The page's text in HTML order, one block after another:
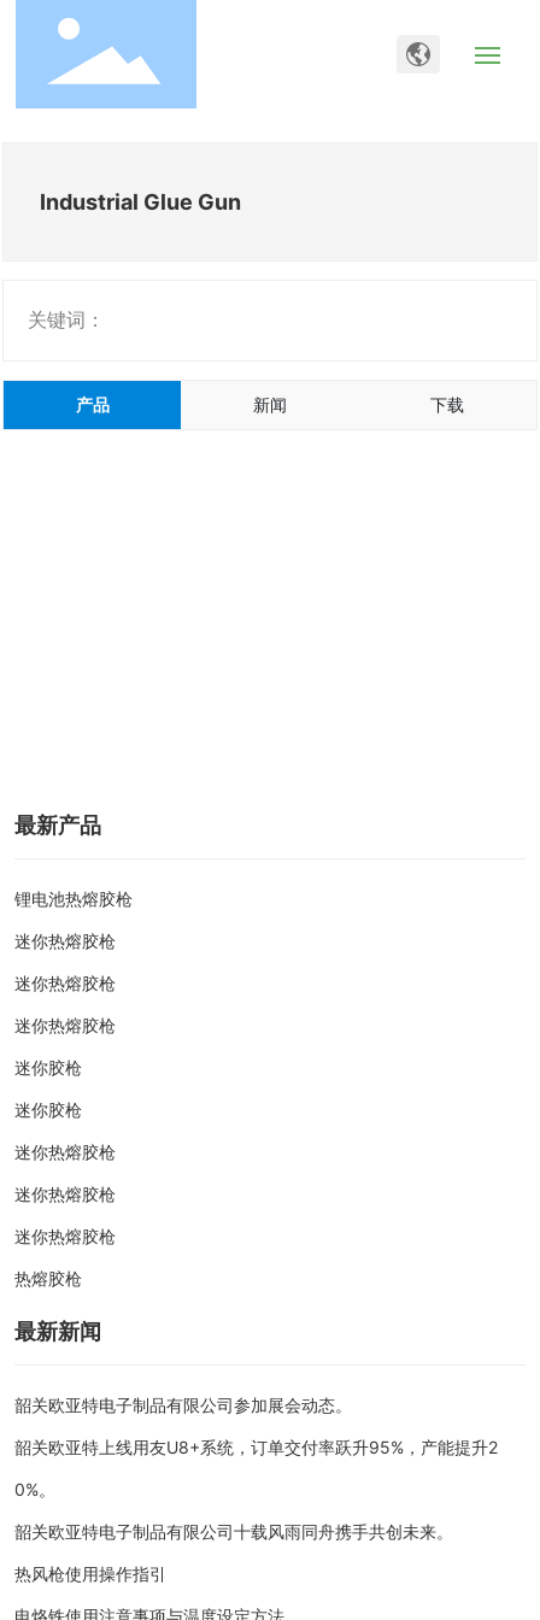
关于我们
新闻动态
在线留言
Industrial Glue Gun
关键词：
产品 新闻 下载
最新产品
锂电池热熔胶枪
迷你热熔胶枪
迷你热熔胶枪
迷你热熔胶枪
迷你胶枪
迷你胶枪
迷你热熔胶枪
迷你热熔胶枪
迷你热熔胶枪
热熔胶枪
最新新闻
韶关欧亚特电子制品有限公司参加展会动态。
韶关欧亚特上线用友U8+系统，订单交付率跃升95%，产能提升2
0%。
韶关欧亚特电子制品有限公司十载风雨同舟携手共创未来。
热风枪使用操作指引
电烙铁使用注意事项与温度设定方法